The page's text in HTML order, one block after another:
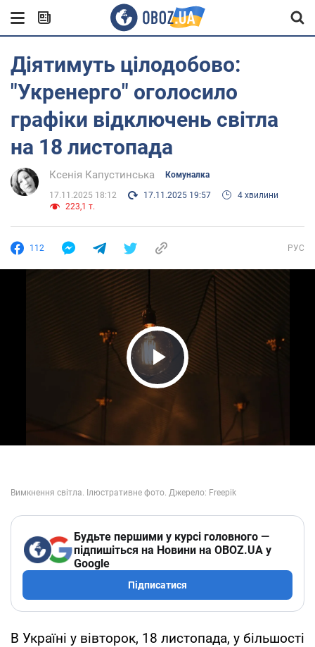
Діятимуть цілодобово:
"Укренерго" оголосило
графіки відключень світла
на 18 листопада
Ксенія Капустинська Комуналка
17.11.2025 18:12 17.11.2025 19:57
4 хвилини
223,1 т.
112 РУС
Play Video
Будьте першими у курсі головного —
підпишіться на Новини на OBOZ.UA у
Google
Підписатися
В Україні у вівторок, 18 листопада, у більшості